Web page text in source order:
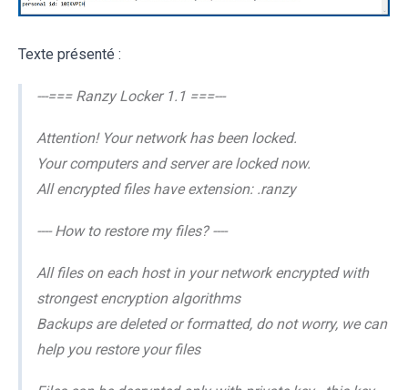
Texte présenté :
---=== Ranzy Locker 1.1 ===---
Attention! Your network has been locked.
Your computers and server are locked now.
All encrypted files have extension: .ranzy
---- How to restore my files? ----
All files on each host in your network encrypted with
strongest encryption algorithms
Backups are deleted or formatted, do not worry, we can
help you restore your files